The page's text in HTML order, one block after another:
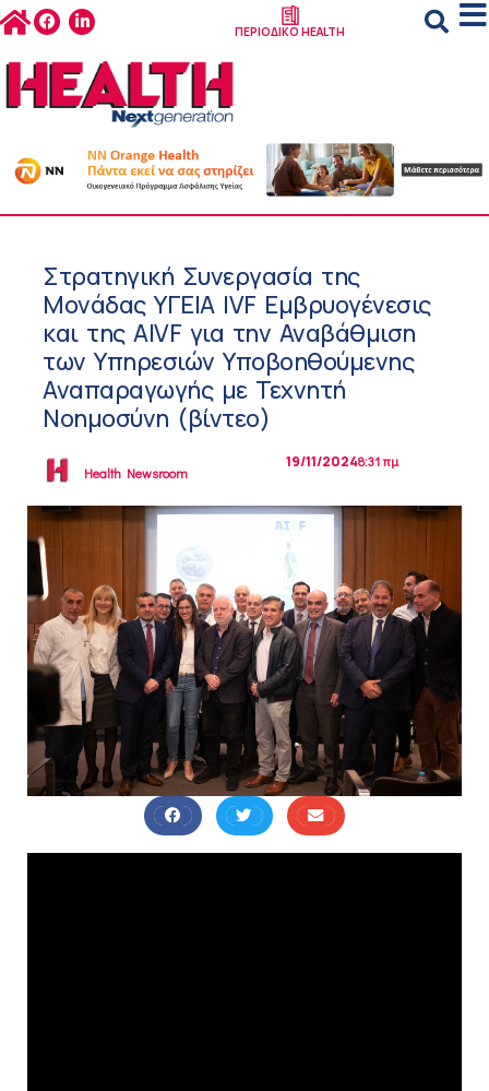
ΠΕΡΙΟΔΙΚΟ HEALTH
Στρατηγική Συνεργασία της
Μονάδας ΥΓΕΙΑ IVF Εμβρυογένεσις
και της AIVF για την Αναβάθμιση
των Υπηρεσιών Υποβοηθούμενης
Αναπαραγωγής με Τεχνητή
Νοημοσύνη (βίντεο)
Health Newsroom
19/11/20248:31 πμ